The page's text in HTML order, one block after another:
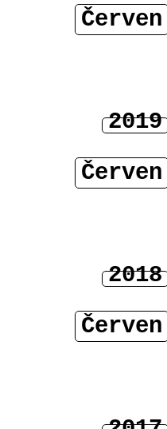
Červen
2019
Červen
2018
Červen